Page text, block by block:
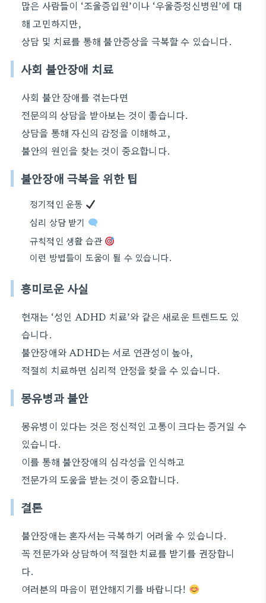
많은 사람들이 ‘조울증입원’이나 ‘우울증정신병원’에 대
해 고민하지만,
상담 및 치료를 통해 불안증상을 극복할 수 있습니다.
사회 불안장애 치료
사회 불안 장애를 겪는다면
전문의의 상담을 받아보는 것이 좋습니다.
상담을 통해 자신의 감정을 이해하고,
불안의 원인을 찾는 것이 중요합니다.
불안장애 극복을 위한 팁
정기적인 운동
심리 상담 받기
규칙적인 생활 습관
이런 방법들이 도움이 될 수 있습니다.
흥미로운 사실
현재는 ‘성인 ADHD 치료’와 같은 새로운 트렌드도 있
습니다.
불안장애와 ADHD는 서로 연관성이 높아,
적절히 치료하면 심리적 안정을 찾을 수 있습니다.
몽유병과 불안
몽유병이 있다는 것은 정신적인 고통이 크다는 증거일 수
있습니다.
이를 통해 불안장애의 심각성을 인식하고
전문가의 도움을 받는 것이 중요합니다.
결론
불안장애는 혼자서는 극복하기 어려울 수 있습니다.
꼭 전문가와 상담하여 적절한 치료를 받기를 권장합니
다.
여러분의 마음이 편안해지기를 바랍니다!